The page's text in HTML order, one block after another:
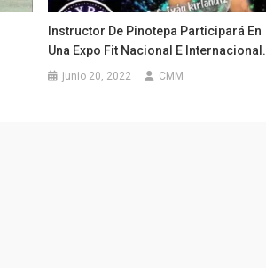
Instructor De Pinotepa Participará En
Una Expo Fit Nacional E Internacional.
junio 20, 2022 CMM